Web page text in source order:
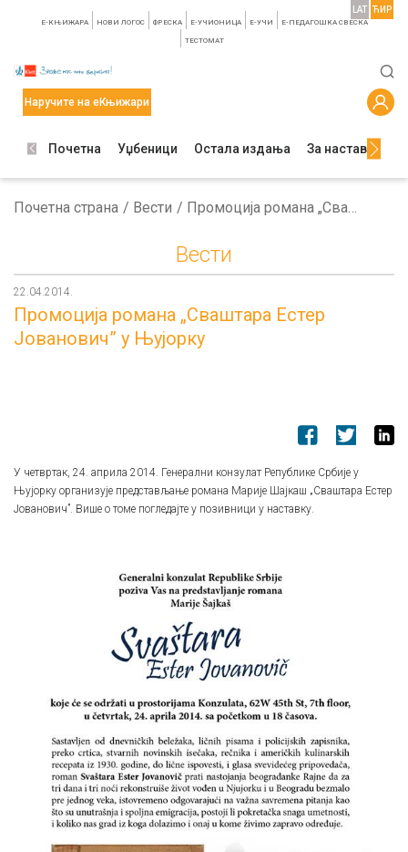
E-КЊИЖАРА НОВИ ЛОГОС ФРЕСКА E-УЧИОНИЦА E-УЧИ Е-ПЕДАГОШКА СВЕСКА
TЕСТОМАТ
LAT ЋИР
Наручите на еКњижари
Почетна Уџбеници Остала издања За наставнике
Почетна страна Вести Промоција романа „Сваштара Естер Јованович” у Њујорку
Вести
22.04.2014.
Промоција романа „Сваштара Естер
Јованович” у Њујорку
У четвртак, 24. априла 2014. Генерални конзулат Републике Србије у
Њујорку организује представљање романа Марије Шајкаш „Сваштара Естер
Јованович”. Више о томе погледајте у позивници у наставку.